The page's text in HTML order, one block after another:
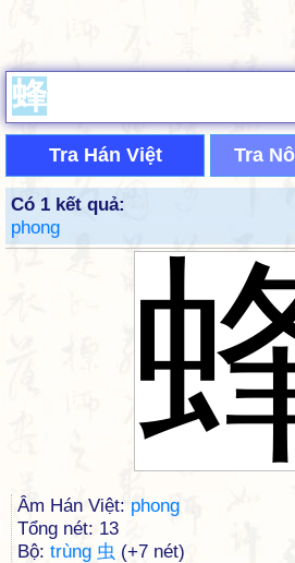
Tra Hán Việt Tra
Có 1 kết quả:
phong
Âm Hán Việt: phong
Tổng nét: 13
Bộ: trùng 虫 (+7 nét)